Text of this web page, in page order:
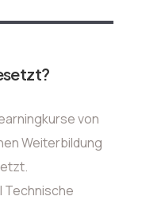
von
Weiterbildung
Technische